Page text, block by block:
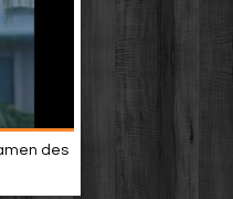
des